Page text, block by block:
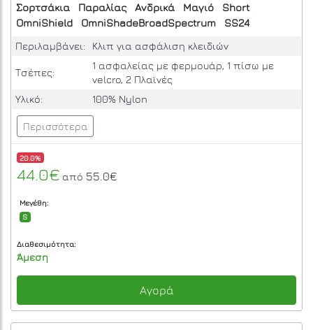
Σορτσάκια Παραλίας Ανδρικά Μαγιό
Short
OmniShield
OmniShadeBroadSpectrum
SS24
Περιλαμβάνει:
Κλιπ για ασφάλιση κλειδιών
Τσέπες:
1 ασφαλείας με φερμουάρ, 1 πίσω με
velcro, 2 Πλαϊνές
Υλικό:
100% Nylon
Περισσότερα
20.0%
44.0€ από 55.0€
Μεγέθη:
S
Διαθεσιμότητα:
Άμεση
Αγορά